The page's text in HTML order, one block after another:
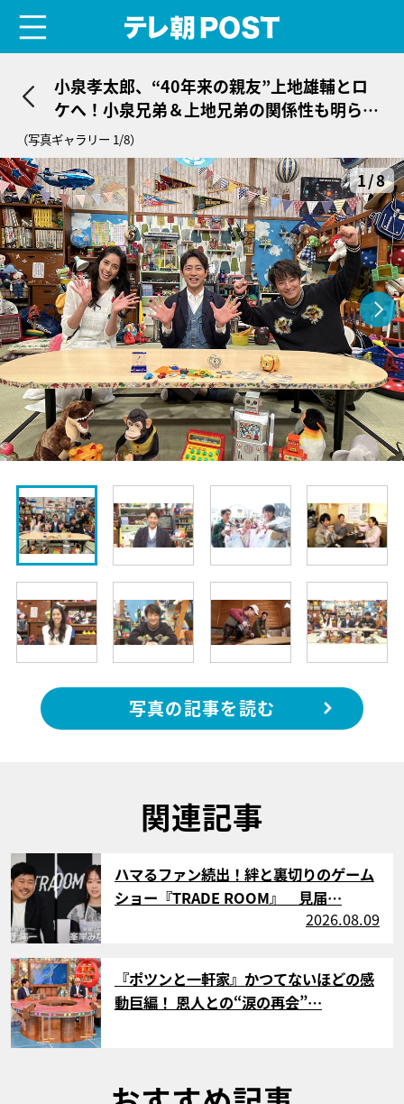
小泉孝太郎、“40年来の親友”上地雄輔とロ
ケへ！小泉兄弟＆上地兄弟の関係性も明らか
に
（写真ギャラリー 1/8）
1/8
写真の記事を読む
関連記事
サムネイル
ハマるファン続出！絆と裏切りのゲーム
ショー『TRADE ROOM』 見届…
2026.08.09
サムネイル
『ポツンと一軒家』かつてないほどの感
動巨編！ 恩人との“涙の再会”…